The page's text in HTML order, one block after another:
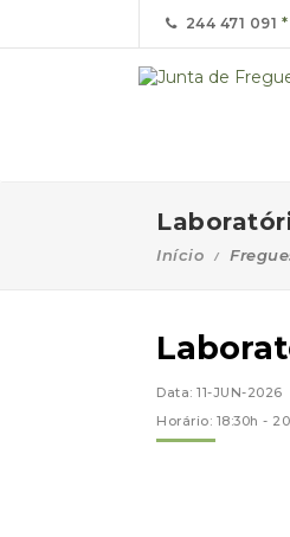
244 471 091
Início
Data: 11-JUN-2026
Horário: 18:30h -